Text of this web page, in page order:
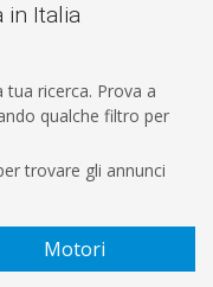
in Italia
ricerca. Prova a
qualche filtro per
trovare gli annunci
Motori